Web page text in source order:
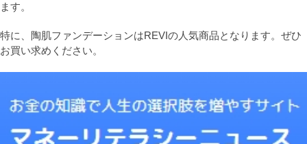
ます。
特に、陶肌ファンデーションはREVIの人気商品となります。ぜひ
お買い求めください。